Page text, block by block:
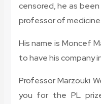
censored, he as
professor of medicine.
His name is Moncef
to have his company
Professor Marzouki
you for the PL